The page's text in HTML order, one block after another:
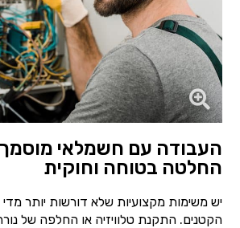
העבודה עם חשמלאי
החלטה בטוחה וחוקית
יש משימות מקצועיות שלא דורשות יותר
הקטנים. התקנת טלוויזיה או החלפה של